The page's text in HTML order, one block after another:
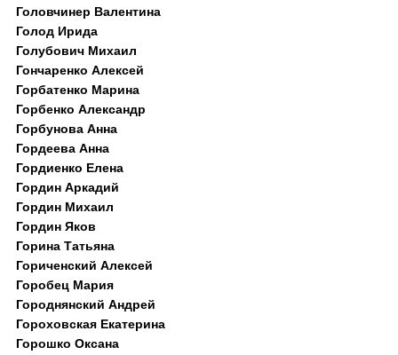
Головчинер Валентина
Голод Ирида
Голубович Михаил
Гончаренко Алексей
Горбатенко Марина
Горбенко Александр
Горбунова Анна
Гордеева Анна
Гордиенко Елена
Гордин Аркадий
Гордин Михаил
Гордин Яков
Горина Татьяна
Гориченский Алексей
Горобец Мария
Городнянский Андрей
Гороховская Екатерина
Горошко Оксана